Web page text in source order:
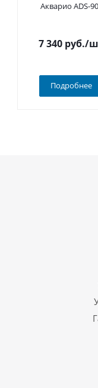
Акварио ADS-
7 340 руб./
Подробнее